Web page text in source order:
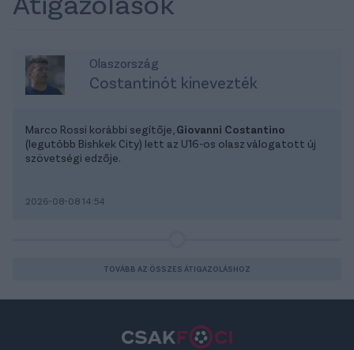
Olaszország
Costantinót kinevezték
Marco Rossi korábbi segítője, Giovanni Costantino
(legutóbb Bishkek City) lett az U16-os olasz válogatott új
szövetségi edzője.
2026-08-08 14:54
TOVÁBB AZ ÖSSZES ÁTIGAZOLÁSHOZ